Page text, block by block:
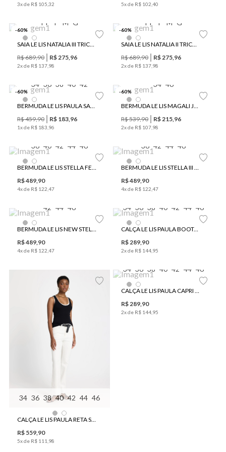
3x de R$ 105 32 5x de R$ 102 40
-60%
PP P M G
SAIA LE LIS NATALIA III TRICOT FEMININA
R$689,90 R$ 275 96
2x de R$ 137 98
-60%
PP P M G
SAIA LE LIS NATALIA II TRICOT FEMININA
R$689,90 R$ 275 96
2x de R$ 137 98
-60%
34 36 38 40 42
BERMUDA LE LIS PAULA SARJA FEMININA
R$459,90 R$ 183 96
1x de R$ 183 96
-60%
34 46
BERMUDA LE LIS MAGALI JEANS FEMININA
R$539,90 R$ 215 96
2x de R$ 107 98
36 40 42 44 46
BERMUDA LE LIS STELLA FEMININA
R$489 90
4x de R$ 122 47
36 42 44 46
BERMUDA LE LIS STELLA III FEMININA
R$489 90
4x de R$ 122 47
42 44 46
BERMUDA LE LIS NEW STELLA OFF FEMININA
R$489 90
4x de R$ 122 47
34 36 38 40 42 44 46
CALÇA LE LIS PAULA BOOTCUT II JEANS FEMININA
R$ 289 90
2x de R$ 144 95
34 36 38 40 42 44 46
CALÇA LE LIS PAULA RETA SARJA FEMININA
R$ 559,90
5x de R$ 111 98
34 36 38 40 42 44 46
CALÇA LE LIS PAULA CAPRI JEANS FEMININA
R$ 289 90
2x de R$ 144 95